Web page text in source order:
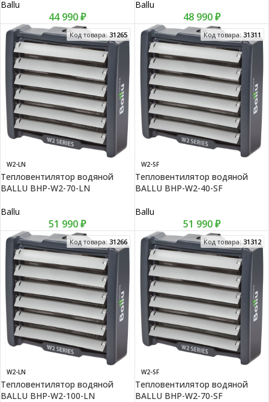
Ballu
44 990₽
Ballu
48 990₽
Код товара: 31265
W2-LN
Тепловентилятор водяной
BALLU BHP-W2-70-LN
Ballu
51 990₽
Код товара: 31311
W2-SF
Тепловентилятор водяной
BALLU BHP-W2-40-SF
Ballu
51 990₽
Код товара: 31266
W2-LN
Тепловентилятор водяной
BALLU BHP-W2-100-LN
Код товара: 31312
W2-SF
Тепловентилятор водяной
BALLU BHP-W2-70-SF